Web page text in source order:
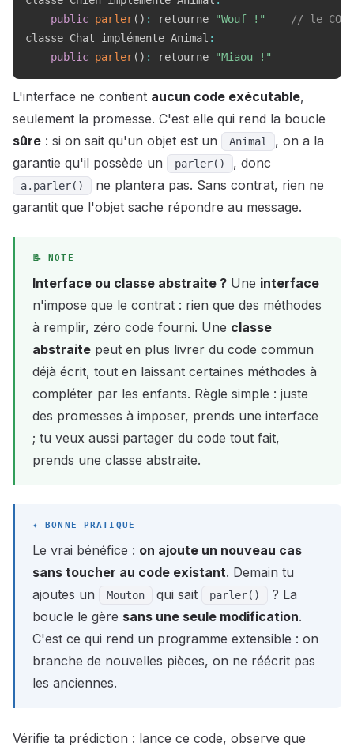
public parler( ) : retourne "Wouf !"
// le
classe Chat implémente Animal :
public parler( ) : retourne "Miaou !"
L'interface ne contient aucun code exécutable,
seulement la promesse. C'est elle qui rend la boucle
sûre : si on sait qu'un objet est un Animal
, on a la
garantie qu'il possède un
parler() , donc
a.parler()
ne plantera pas. Sans contrat, rien ne
garantit que l'objet sache répondre au message.
Interface ou classe abstraite ? Une interface
n'impose que le contrat : rien que des méthodes
à remplir, zéro code fourni. Une classe
abstraite peut en plus livrer du code commun
déjà écrit, tout en laissant certaines méthodes à
compléter par les enfants. Règle simple : juste
des promesses à imposer, prends une interface
; tu veux aussi partager du code tout fait,
prends une classe abstraite.
Le vrai bénéfice : on ajoute un nouveau cas
sans toucher au code existant. Demain tu
ajoutes un
Mouton qui sait parler()
? La
boucle le gère sans une seule modification.
C'est ce qui rend un programme extensible : on
branche de nouvelles pièces, on ne réécrit pas
les anciennes.
Vérifie ta prédiction : lance ce code, observe que